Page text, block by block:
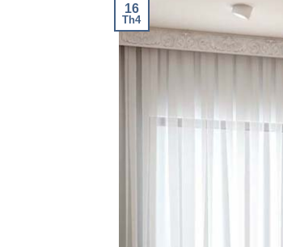
16
Th4